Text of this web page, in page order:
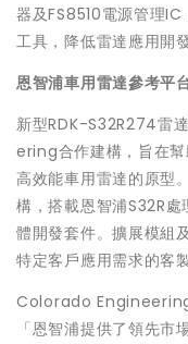
器及FS8510電源管理
工具，降低雷達應用開
恩智浦車用雷達參考平
新型RDK-S32R274雷
ering合作建構，旨在
高效能車用雷達的原型
構，搭載恩智浦S32R
體開發套件。擴展模組
特定客戶應用需求的客
Colorado
「恩智浦提供了領先